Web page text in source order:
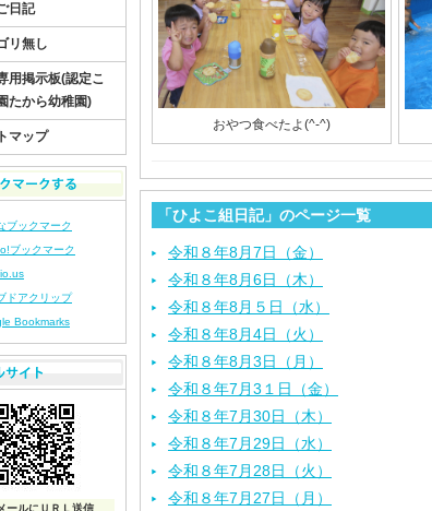
おやつ食べたよ(^-^)
「ひよこ組日記」のページ一覧
令和８年8月7日（金）
令和８年8月6日（木）
令和８年8月５日（水）
令和８年8月4日（火）
令和８年8月3日（月）
令和８年7月3１日（金）
令和８年7月30日（木）
令和８年7月29日（水）
令和８年7月28日（火）
令和８年7月27日（月）
日記
リ無し
用掲示板(認定こ
たから幼稚園)
マップ
ブックマーク
ブックマーク
ドアクリップ
Bookmarks
ールにＵＲＬ送信